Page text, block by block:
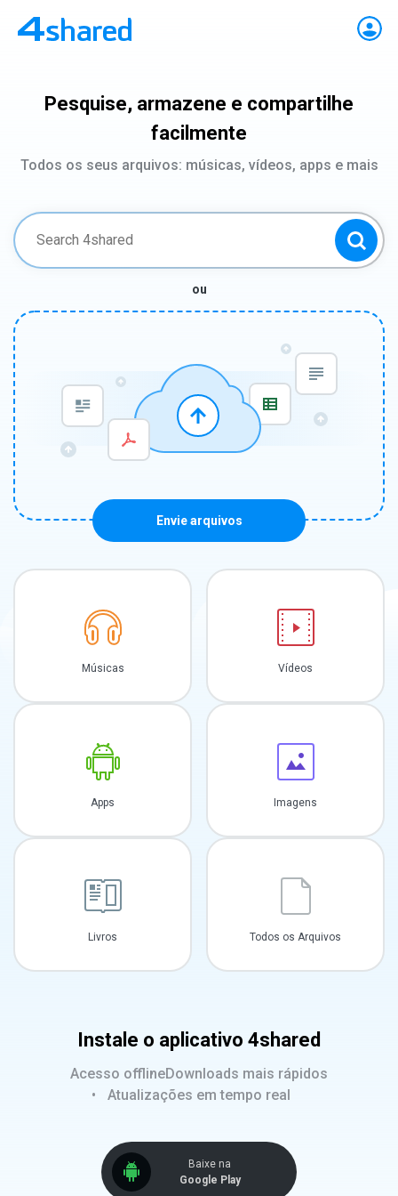
Pesquise, armazene e compartilhe
facilmente
Todos os seus arquivos: músicas, vídeos, apps e mais
ou
Envie arquivos
Músicas Vídeos
Apps Imagens
Livros Todos os Arquivos
Instale o aplicativo 4shared
Acesso offlineDownloads mais rápidos
Atualizações em tempo real
Baixe na
Google Play